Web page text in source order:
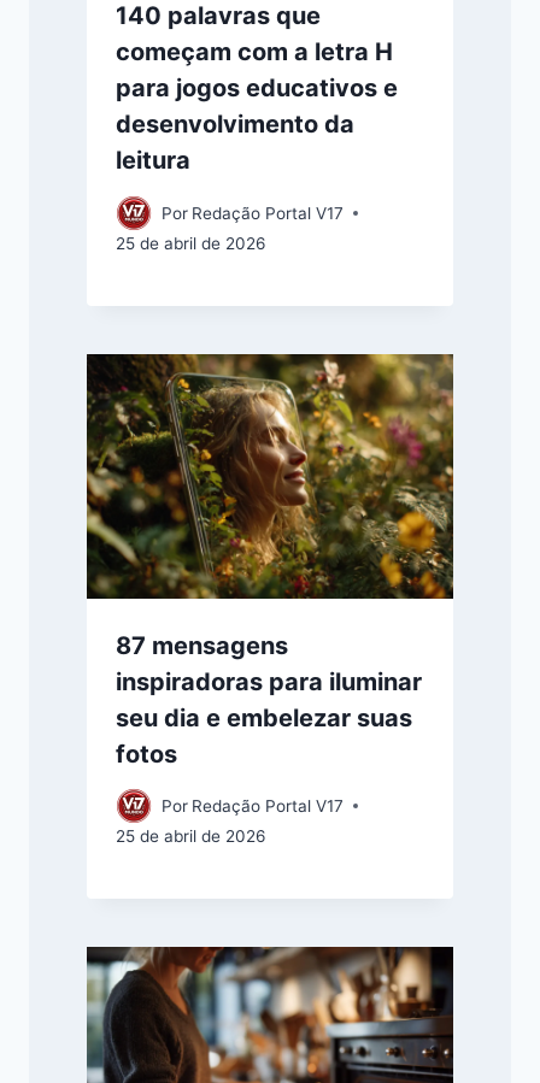
140 palavras que
começam com a letra H
para jogos educativos e
desenvolvimento da
leitura
Por Redação Portal V17
25 de abril de 2026
87 mensagens
inspiradoras para iluminar
seu dia e embelezar suas
fotos
Por Redação Portal V17
25 de abril de 2026